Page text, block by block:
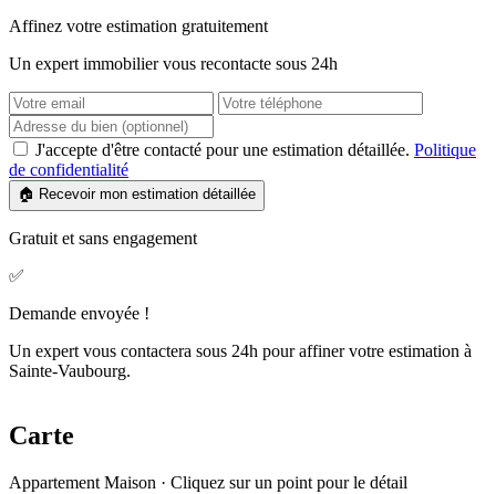
Affinez votre estimation gratuitement
Un expert immobilier vous recontacte sous 24h
J'accepte d'être contacté pour une estimation détaillée. Politique
de confidentialité
🏠 Recevoir mon estimation détaillée
Gratuit et sans engagement
✅
Demande envoyée !
Un expert vous contactera sous 24h pour affiner votre estimation à
Sainte-Vaubourg.
Carte
Appartement Maison · Cliquez sur un point pour le détail